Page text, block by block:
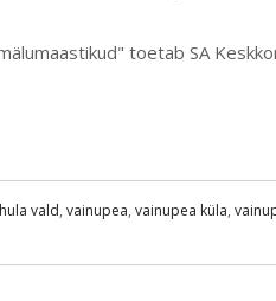
toetab SA
vald, vainupea, vainupea küla,